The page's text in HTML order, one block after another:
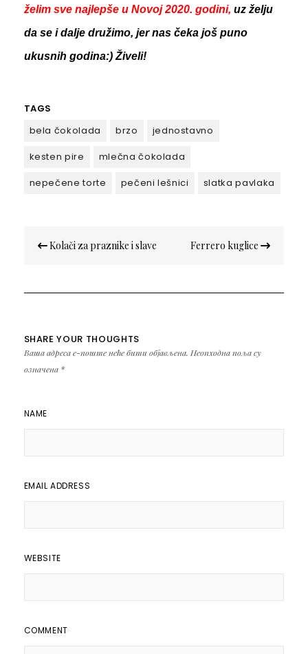
želim sve najlepše u Novoj 2020. godini, uz želju
da se i dalje družimo, jer nas čeka još puno
ukusnih godina:) Živeli!
TAGS
bela čokolada
brzo
jednostavno
kesten pire
mlečna čokolada
nepečene torte
pečeni lešnici slatka pavlaka
чланка
Kolači za praznike i slave Ferrero kuglice
SHARE YOUR THOUGHTS
Ваша адреса е-поште неће бити објављена. Неопходна поља су
означена *
NAME
EMAIL ADDRESS
WEBSITE
COMMENT